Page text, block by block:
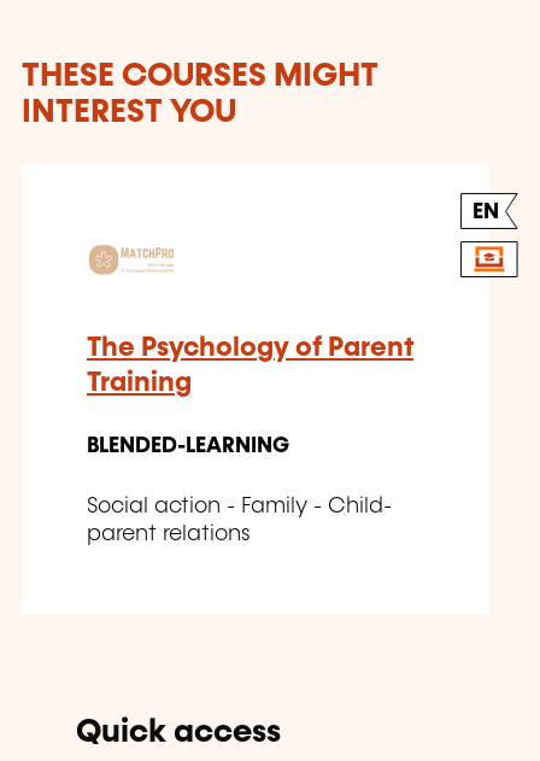
THESE COURSES MIGHT
INTEREST YOU
EN
The Psychology of Parent
Training
BLENDED-LEARNING
Social action - Family - Child-
parent relations
Quick access